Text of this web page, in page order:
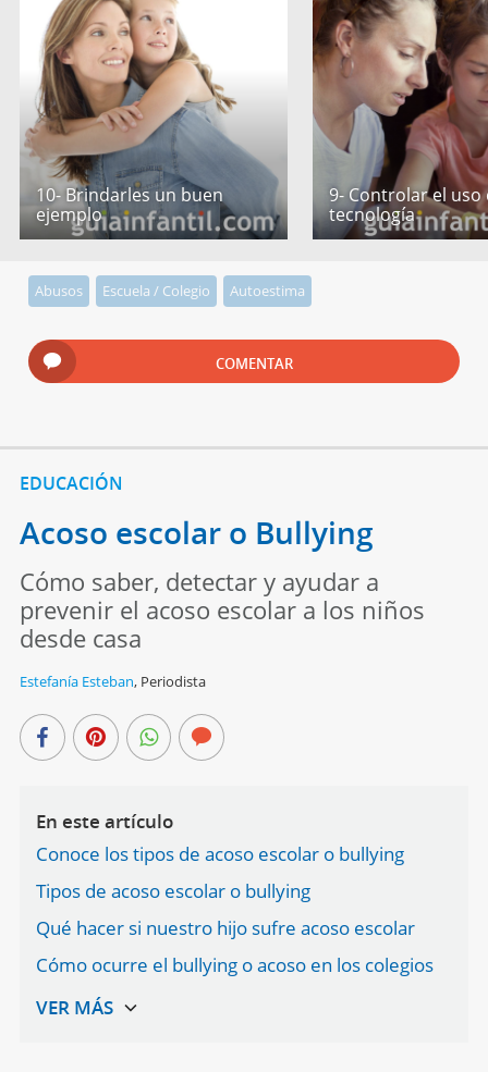
10- Brindarles un buen
ejemplo
9- Controlar el uso
tecnología
Abusos Escuela / Colegio Autoestima
COMENTAR
EDUCACIÓN
Acoso escolar o Bullying
Cómo saber, detectar y ayudar a
prevenir el acoso escolar a los niños
desde casa
Estefanía Esteban, Periodista
En este artículo
Conoce los tipos de acoso escolar o bullying
Tipos de acoso escolar o bullying
Qué hacer si nuestro hijo sufre acoso escolar
Cómo ocurre el bullying o acoso en los colegios